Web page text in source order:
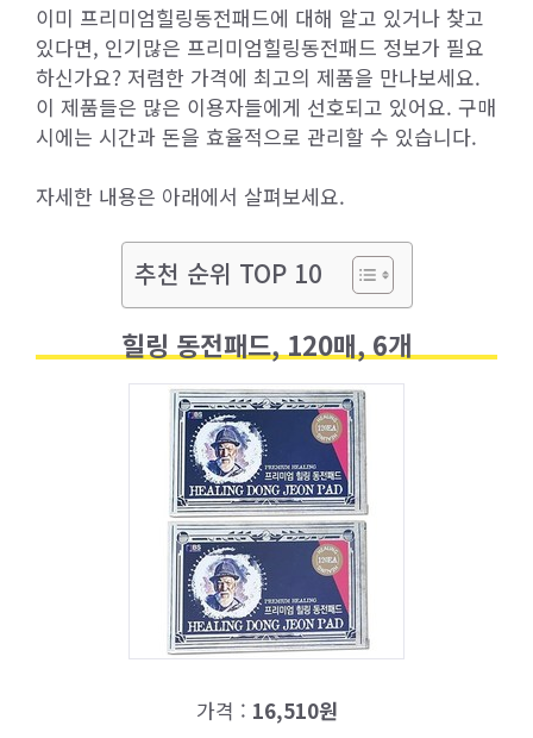
이미 프리미엄힐링동전패드에 대해 알고 있거나 찾고
있다면, 인기많은 프리미엄힐링동전패드 정보가 필요
하신가요? 저렴한 가격에 최고의 제품을 만나보세요.
이 제품들은 많은 이용자들에게 선호되고 있어요. 구매
시에는 시간과 돈을 효율적으로 관리할 수 있습니다.
자세한 내용은 아래에서 살펴보세요.
추천 순위 TOP 10
힐링 동전패드, 120매, 6개
가격 : 16,510원